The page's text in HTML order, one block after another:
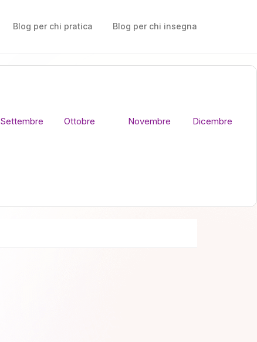
Blog per chi pratica Blog per chi insegna
Settembre Ottobre Novembre Dicembre